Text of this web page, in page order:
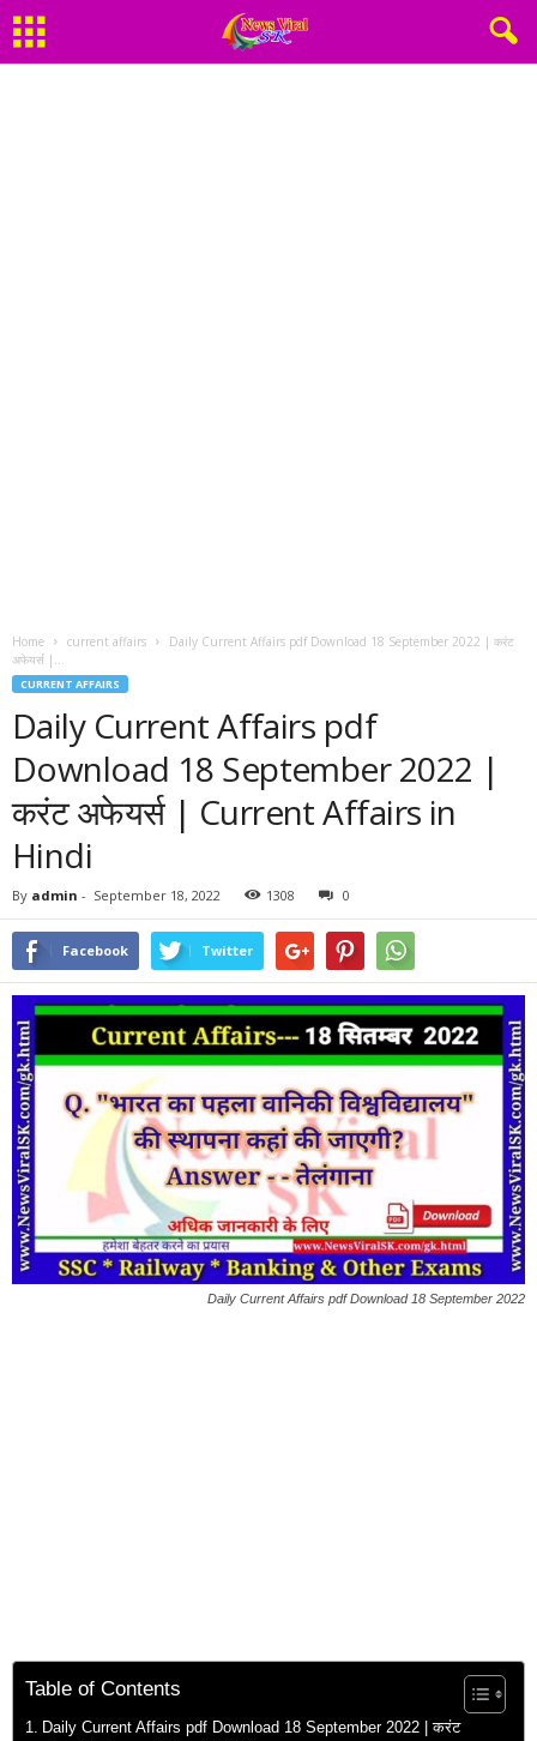
Home current affairs
Daily Current Affairs pdf Download 18 September 2022 | करंट
अफेयर्स |...
CURRENT AFFAIRS
Daily Current Affairs pdf
Download 18 September 2022 |
करंट अफेयर्स | Current Affairs in
Hindi
By admin - September 18, 2022 1308 0
Facebook Twitter
Daily Current Affairs pdf Download 18 September 2022
Table of Contents
Daily Current Affairs pdf Download 18 September 2022 | करंट